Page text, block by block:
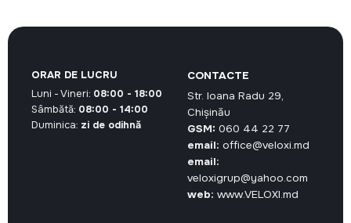
CONTACTE
Str. Ioana Radu 29,
Chișinău
GSM: 060 44 22 77
email: office@veloxi.md
email:
veloxigrup@yahoo.com
web: www.VELOXI.md
ORAR DE LUCRU
Luni - Vineri: 08:00 - 18:00
Sâmbătă: 08:00 - 14:00
Duminica: zi de odihnă